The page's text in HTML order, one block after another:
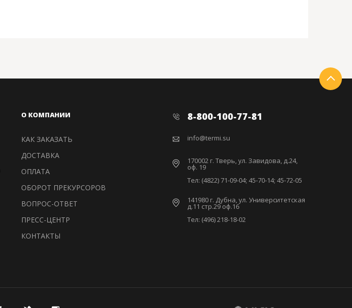
О КОМПАНИИ
КАК ЗАКАЗАТЬ
ДОСТАВКА
ОПЛАТА
ОБОРОТ ПРЕКУРСОРОВ
ВОПРОС-ОТВЕТ
ПРЕСС-ЦЕНТР
КОНТАКТЫ
8-800-100-77-81
info@termi.su
170002 г. Тверь, ул. Завидова, д.24,
оф. 19
Тел: (4822) 71-09-04; 45-70-14; 45-72-05
141980 г. Дубна, ул. Университетская
д.11 стр.29 оф.16
Тел: (496) 218-18-02